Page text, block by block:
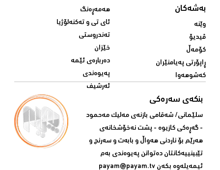
بەشەکان
وێنە
ڤیدیۆ
کۆمەڵ
ڕاپۆرتی پەیامنێران
کەشوهەوا
هەمەڕەنگ
ئای تی و تەکنەلۆژیا
تەندروستی
خێزان
دەربارەی ئێمە
پەیوەندی
ئەرشیف
بنکەی سەرەکی
سلێمانی/ شه‌قامی بازنه‌ی مه‌لیک مه‌حمود
- گه‌ڕه‌کی کازیوه‌ - پشت نه‌خۆشخانه‌ی‌
هه‌رێم بۆ ناردنی‌ هه‌واڵ و بابه‌ت و سه‌رنج و
تێبینییه‌كانتان ده‌توانن په‌یوه‌ندی‌ به‌م
ئیمه‌یله‌وه‌ بكه‌ن payam@payam.tv